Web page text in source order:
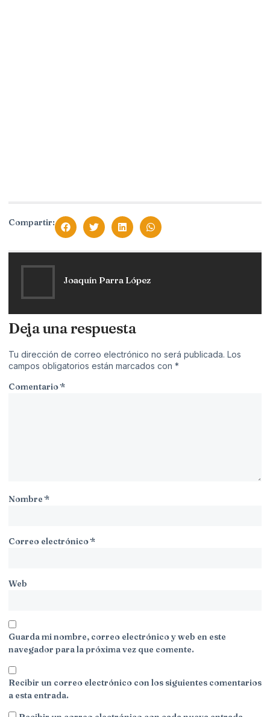
Compartir:
Joaquín Parra López
Deja una respuesta
Tu dirección de correo electrónico no será publicada. Los
campos obligatorios están marcados con *
Comentario*
Nombre*
Correo electrónico*
Web
Guarda mi nombre, correo electrónico y web en este
navegador para la próxima vez que comente.
Recibir un correo electrónico con los siguientes comentarios
a esta entrada.